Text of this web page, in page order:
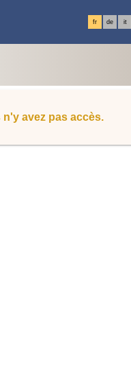
fr de it
avez pas accès.